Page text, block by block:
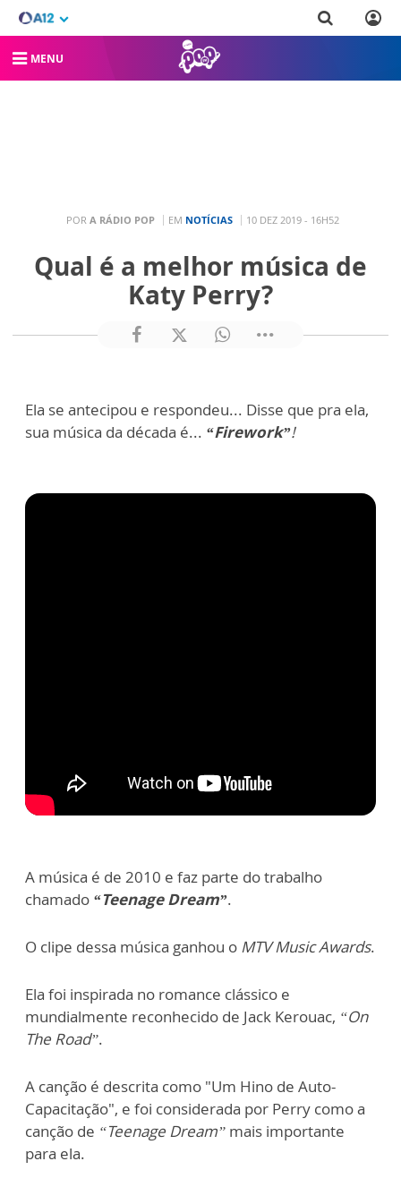
MENU
POR A RÁDIO POP EM NOTÍCIAS 10 DEZ 2019 - 16H52
Qual é a melhor música de
Katy Perry?
Ela se antecipou e respondeu... Disse que pra ela,
sua música da década é... “Firework”!
A música é de 2010 e faz parte do trabalho
chamado “Teenage Dream”.
O clipe dessa música ganhou o MTV Music Awards.
Ela foi inspirada no romance clássico e
mundialmente reconhecido de Jack Kerouac, “On
The Road”.
A canção é descrita como "Um Hino de Auto-
Capacitação", e foi considerada por Perry como a
canção de “Teenage Dream” mais importante
para ela.